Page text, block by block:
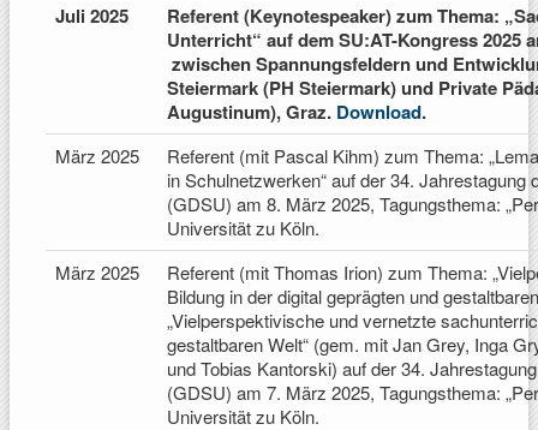
Juli 2025
Referent (Keynotespeaker) zum Thema:
Unterricht“ auf dem SU:AT-Kongress 2025
zwischen Spannungsfeldern und
Steiermark (PH Steiermark) und Private
Augustinum), Graz. Download.
März 2025
Referent (mit Pascal Kihm) zum Thema:
in Schulnetzwerken“ auf der 34.
(GDSU) am 8. März 2025, Tagungsthema:
Universität zu Köln.
März 2025
Referent (mit Thomas Irion) zum Thema:
Bildung in der digital geprägten und
„Vielperspektivische und vernetzte
gestaltbaren Welt“ (gem. mit Jan Grey, Inga
und Tobias Kantorski) auf der 34.
(GDSU) am 7. März 2025, Tagungsthema:
Universität zu Köln.